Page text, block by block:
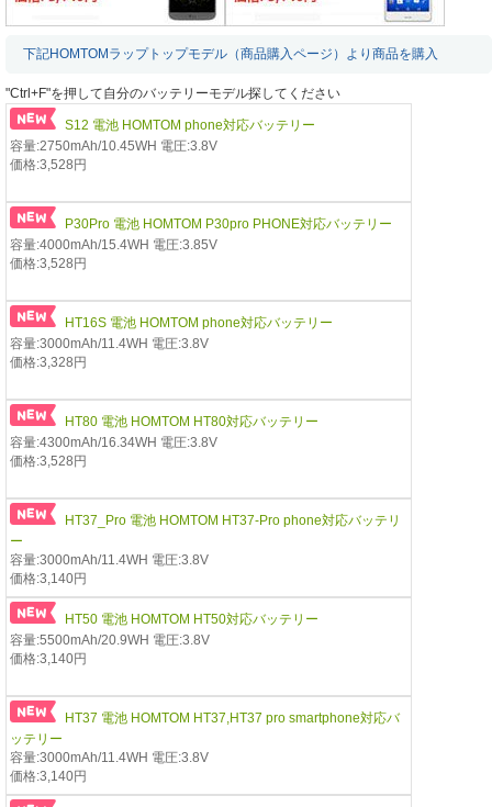
下記HOMTOMラップトップモデル（商品購入ページ）より商品を購入
"Ctrl+F"を押して自分のバッテリーモデル探してください
S12 電池 HOMTOM phone対応バッテリー
容量:2750mAh/10.45WH 電圧:3.8V
価格:3,528円
P30Pro 電池 HOMTOM P30pro PHONE対応バッテリー
容量:4000mAh/15.4WH 電圧:3.85V
価格:3,528円
HT16S 電池 HOMTOM phone対応バッテリー
容量:3000mAh/11.4WH 電圧:3.8V
価格:3,328円
HT80 電池 HOMTOM HT80対応バッテリー
容量:4300mAh/16.34WH 電圧:3.8V
価格:3,528円
HT37_Pro 電池 HOMTOM HT37-Pro phone対応バッテリ
ー
容量:3000mAh/11.4WH 電圧:3.8V
価格:3,140円
HT50 電池 HOMTOM HT50対応バッテリー
容量:5500mAh/20.9WH 電圧:3.8V
価格:3,140円
HT37 電池 HOMTOM HT37,HT37 pro smartphone対応バ
ッテリー
容量:3000mAh/11.4WH 電圧:3.8V
価格:3,140円